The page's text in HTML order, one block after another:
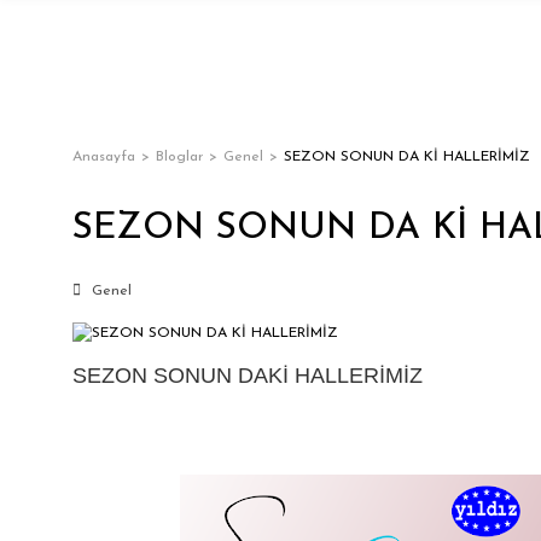
Anasayfa Bloglar Genel SEZON SONUN DA Kİ HALLERİMİZ
SEZON SONUN DA Kİ
Genel
SEZON SONUN DAKİ HALLERİMİZ